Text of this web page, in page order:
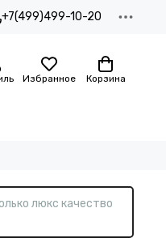
+7(499)499-10-20
Избранное Корзина
люкс качество